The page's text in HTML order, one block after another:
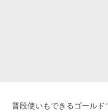
普段使いもできるゴールド